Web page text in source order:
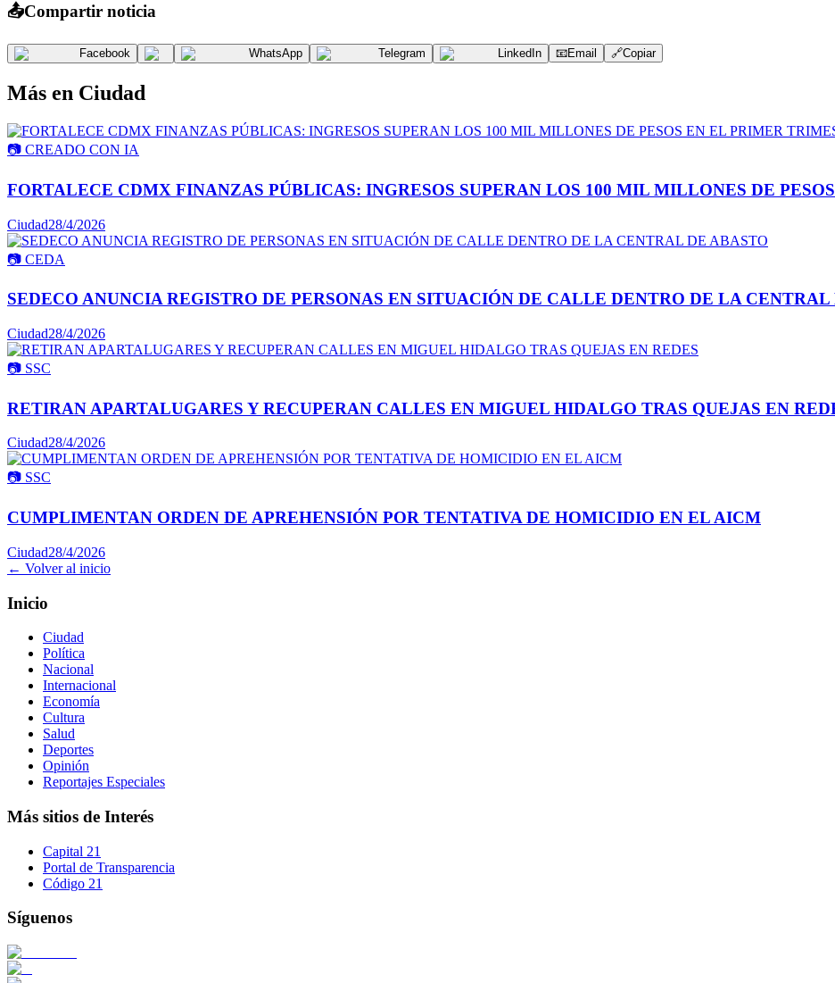
📤Compartir noticia
Facebook WhatsApp Telegram LinkedIn 📧Email 🔗Copiar
Más en Ciudad
📷 CREADO CON IA
FORTALECE CDMX FINANZAS PÚBLICAS: INGRESOS SUPERAN LOS 100 MIL MILLONES DE
Ciudad28/4/2026
📷 CEDA
SEDECO ANUNCIA REGISTRO DE PERSONAS EN SITUACIÓN DE CALLE DENTRO DE LA CENTRAL
Ciudad28/4/2026
📷 SSC
RETIRAN APARTALUGARES Y RECUPERAN CALLES EN MIGUEL HIDALGO TRAS QUEJAS EN
Ciudad28/4/2026
📷 SSC
CUMPLIMENTAN ORDEN DE APREHENSIÓN POR TENTATIVA DE HOMICIDIO EN EL AICM
Ciudad28/4/2026
← Volver al inicio
Inicio
Ciudad
Política
Nacional
Internacional
Economía
Cultura
Salud
Deportes
Opinión
Reportajes Especiales
Más sitios de Interés
Capital 21
Portal de Transparencia
Código 21
Síguenos